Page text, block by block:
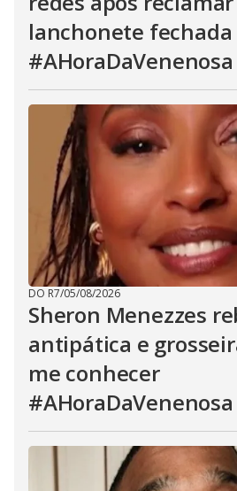
lanchonete fechada
DO R7/05/08/2026
Sheron Menezzes
antipática e
me conhecer